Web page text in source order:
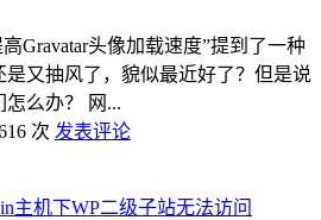
高Gravatar头像加载速度”提到了一种
又抽风了，貌似最近好了？但是说
么办？ 网...
次 发表评论